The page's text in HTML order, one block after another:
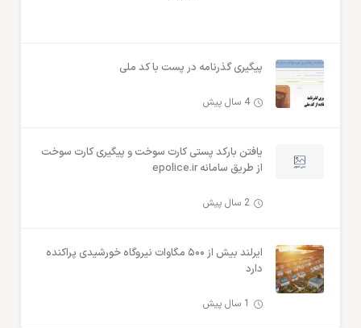
پیگیری گذرنامه در پست با کد ملی
4 سال پیش
یافتن بارکد پستی کارت سوخت و پیگیری کارت سوخت
از طریق سامانه epolice.ir
2 سال پیش
ایرلند بیش از ۵۰۰ مگاوات نیروگاه خورشیدی پراکنده
دارد
1 سال پیش